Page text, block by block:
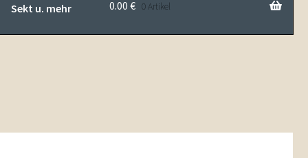
Sekt u. mehr 0.00€ 0 Artikel